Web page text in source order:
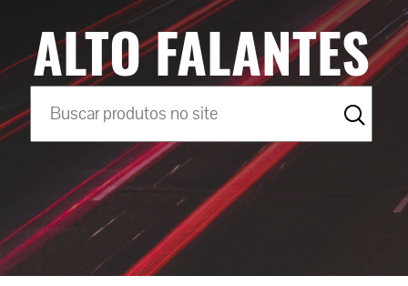
ALTO FALANTES